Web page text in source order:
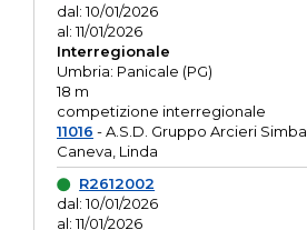
dal: 10/01/2026
al: 11/01/2026
Interregionale
Umbria: Panicale (PG)
18 m
competizione interregionale
11016 - A.S.D. Gruppo Arcieri Simba
Caneva, Linda
R2612002
dal: 10/01/2026
al: 11/01/2026